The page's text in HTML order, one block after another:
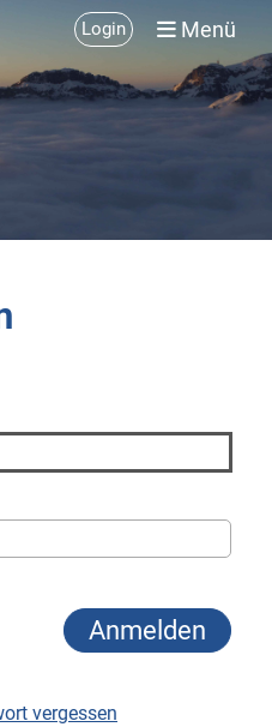
Login Menü
vergessen